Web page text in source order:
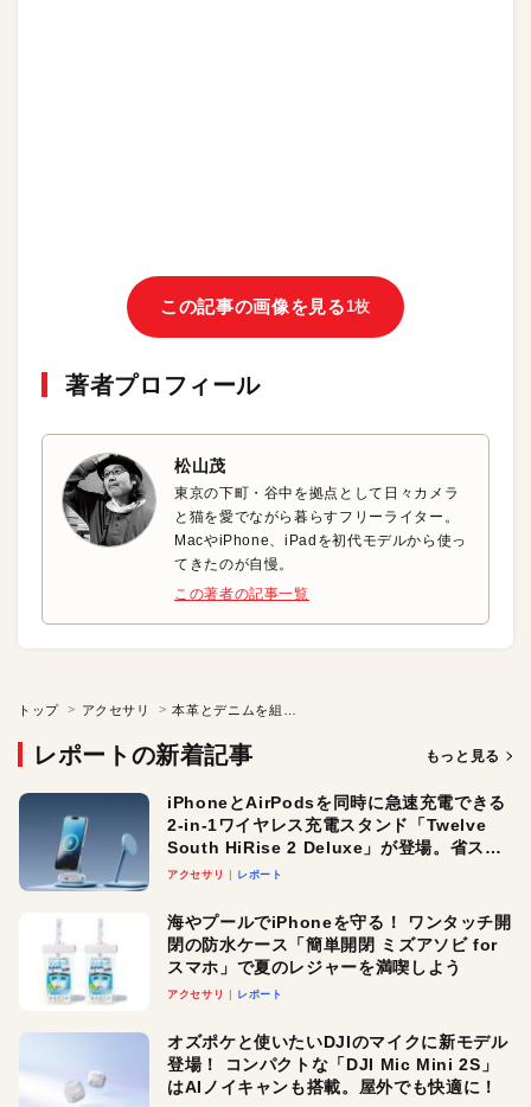
この記事の画像を見る1枚
著者プロフィール
松山茂
東京の下町・谷中を拠点として日々カメラ
と猫を愛でながら暮らすフリーライター。
MacやiPhone、iPadを初代モデルから使っ
てきたのが自慢。
この著者の記事一覧
トップ アクセサリ
レポートの新着記事 もっと見る
iPhoneとAirPodsを同時に急速充電できる
2-in-1ワイヤレス充電スタンド「Twelve
South HiRise 2 Deluxe」が登場。省スペ
ースでおしゃれに充電したい人にオスス
アクセサリ レポート
海やプールでiPhoneを守る！ ワンタッチ開
閉の防水ケース「簡単開閉 ミズアソビ for
スマホ」で夏のレジャーを満喫しよう
アクセサリ レポート
オズポケと使いたいDJIのマイクに新モデル
登場！ コンパクトな「DJI Mic Mini 2S」
はAIノイキャンも搭載。屋外でも快適に！